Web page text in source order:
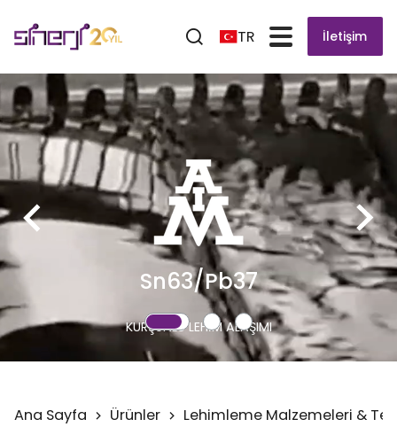
TR İletişim
Sn63/Pb37
KURŞUNLU LEHİM ALAŞIMI
Ana Sayfa Ürünler Lehimleme Malzemeleri &